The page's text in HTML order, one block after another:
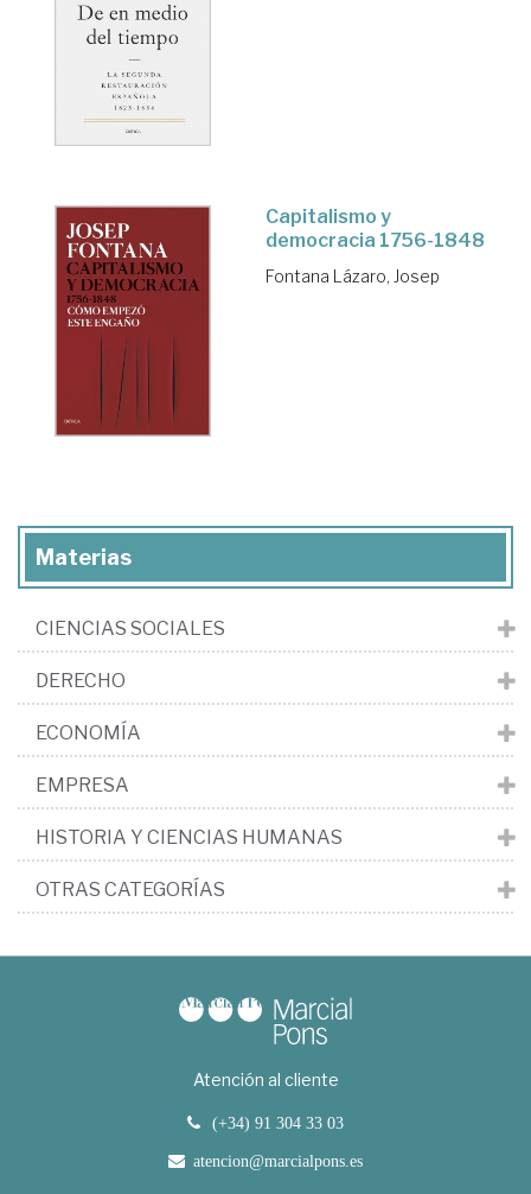
Capitalismo y
democracia 1756-1848
Fontana Lázaro, Josep
Materias
CIENCIAS SOCIALES
DERECHO
ECONOMÍA
EMPRESA
HISTORIA Y CIENCIAS HUMANAS
OTRAS CATEGORÍAS
Atención al cliente
(+34) 91 304 33 03
atencion@marcialpons.es